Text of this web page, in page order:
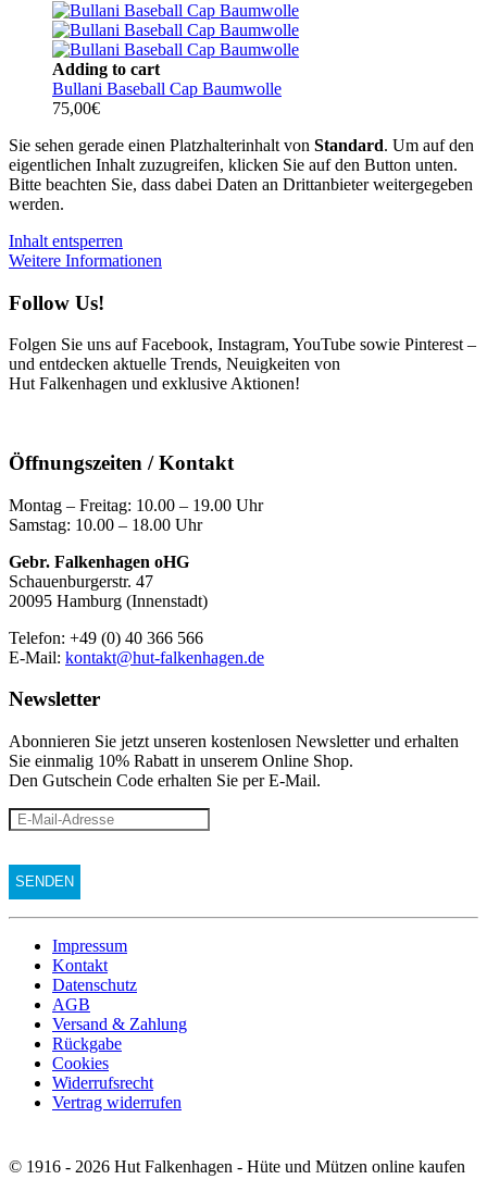
Adding to cart
Bullani Baseball Cap Baumwolle
75,00€
Sie sehen gerade einen Platzhalterinhalt von Standard. Um auf den
eigentlichen Inhalt zuzugreifen, klicken Sie auf den Button unten.
Bitte beachten Sie, dass dabei Daten an Drittanbieter weitergegeben
werden.
Inhalt entsperren
Weitere Informationen
Follow Us!
Folgen Sie uns auf Facebook, Instagram, YouTube sowie Pinterest –
und entdecken aktuelle Trends, Neuigkeiten von
Hut Falkenhagen und exklusive Aktionen!
Öffnungszeiten / Kontakt
Montag – Freitag: 10.00 – 19.00 Uhr
Samstag: 10.00 – 18.00 Uhr
Gebr. Falkenhagen oHG
Schauenburgerstr. 47
20095 Hamburg (Innenstadt)
Telefon: +49 (0) 40 366 566
E-Mail: kontakt@hut-falkenhagen.de
Newsletter
Abonnieren Sie jetzt unseren kostenlosen Newsletter und erhalten
Sie einmalig 10% Rabatt in unserem Online Shop.
Den Gutschein Code erhalten Sie per E-Mail.
Impressum
Kontakt
Datenschutz
AGB
Versand & Zahlung
Rückgabe
Cookies
Widerrufsrecht
Vertrag widerrufen
© 1916 - 2026 Hut Falkenhagen - Hüte und Mützen online kaufen